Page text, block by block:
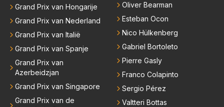
Grand Prix van Hongarije
Grand Prix van Nederland
Grand Prix van Italië
Grand Prix van Spanje
Grand Prix van
Azerbeidzjan
Grand Prix van Singapore
Grand Prix van de
Oliver Bearman
Esteban Ocon
Nico Hülkenberg
Gabriel Bortoleto
Pierre Gasly
Franco Colapinto
Sergio Pérez
Valtteri Bottas